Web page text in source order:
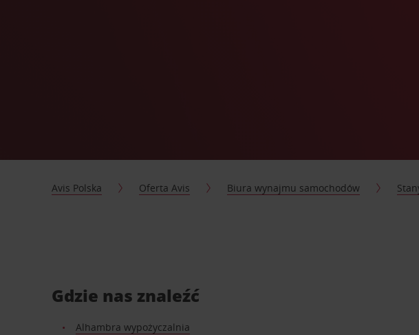
Avis Polska Oferta Avis Biura wynajmu samochodów
Gdzie nas znaleźć
Alhambra wypożyczalnia